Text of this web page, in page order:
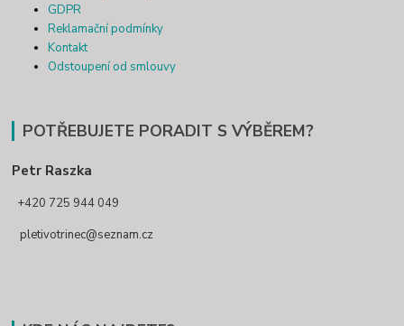
GDPR
Reklamační podmínky
Kontakt
Odstoupení od smlouvy
POTŘEBUJETE PORADIT S VÝBĚREM?
Petr Raszka
+420 725 944 049
pletivotrinec@seznam.cz